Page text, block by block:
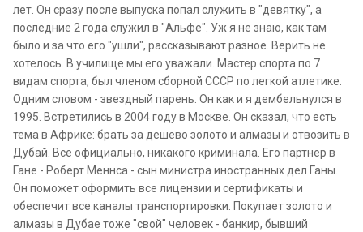
лет. Он сразу после выпуска попал служить в "девятку", а
последние 2 года служил в "Альфе". Уж я не знаю, как там
было и за что его "ушли", рассказывают разное. Верить не
хотелось. В училище мы его уважали. Мастер спорта по 7
видам спорта, был членом сборной СССР по легкой атлетике.
Одним словом - звездный парень. Он как и я дембельнулся в
1995. Встретились в 2004 году в Москве. Он сказал, что есть
тема в Африке: брать за дешево золото и алмазы и отвозить в
Дубай. Все официально, никакого криминала. Его партнер в
Гане - Роберт Меннса - сын министра иностранных дел Ганы.
Он поможет оформить все лицензии и сертификаты и
обеспечит все каналы транспортировки. Покупает золото и
алмазы в Дубае тоже "свой" человек - банкир, бывший